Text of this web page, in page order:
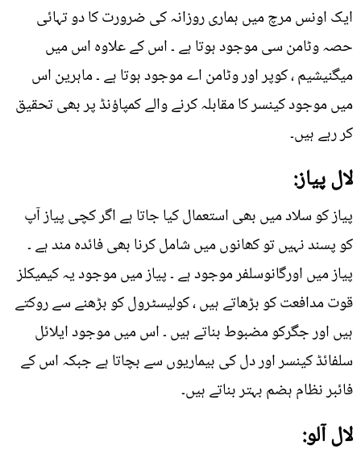
ایک اونس مرچ میں ہماری روزانہ کی ضرورت کا دو تہائی
حصہ وٹامن سی موجود ہوتا ہے ۔ اس کے علاوہ اس میں
میگنیشیم ، کوپر اور وٹامن اے موجود ہوتا ہے ۔ ماہرین اس
میں موجود کینسر کا مقابلہ کرنے والے کمپاؤنڈ پر بھی تحقیق
کر رہے ہیں۔
لال پیاز:
پیاز کو سلاد میں بھی استعمال کیا جاتا ہے اگر کچی پیاز آپ
کو پسند نہیں تو کھانوں میں شامل کرنا بھی فائدہ مند ہے ۔
پیاز میں اورگانوسلفر موجود ہے ۔ پیاز میں موجود یہ کیمیکلز
قوت مدافعت کو بڑھاتے ہیں ، کولیسٹرول کو بڑھنے سے روکتے
ہیں اور جگرکو مضبوط بناتے ہیں ۔ اس میں موجود ایلائل
سلفائڈ کینسر اور دل کی بیماریوں سے بچاتا ہے جبکہ اس کے
فائبر نظام ہضم بہتر بناتے ہیں۔
لال آلو: